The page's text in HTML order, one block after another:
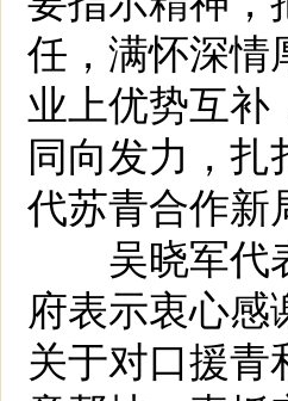
任，满怀深情
业上优势互补
同向发力，
代苏青合作新
吴晓军代表
府表示衷心
关于对口援